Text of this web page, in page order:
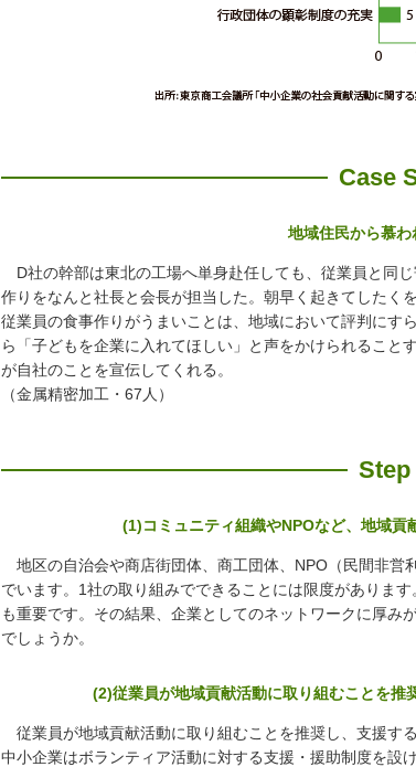
Case
地域住民から慕
D社の幹部は東北の工場へ単身赴任しても、従業員と同
作りをなんと社長と会長が担当した。朝早く起きてしたく
従業員の食事作りがうまいことは、地域において評判にす
ら「子どもを企業に入れてほしい」と声をかけられること
が自社のことを宣伝してくれる。
（金属精密加工・67人）
Step
(1)コミュニティ組織やNPOなど、地域貢
地区の自治会や商店街団体、商工団体、NPO（民間非営
でいます。1社の取り組みでできることには限度がありま
も重要です。その結果、企業としてのネットワークに厚
でしょうか。
(2)従業員が地域貢献活動に取り組むことを推
従業員が地域貢献活動に取り組むことを推奨し、支援す
中小企業はボランティア活動に対する支援・援助制度を設